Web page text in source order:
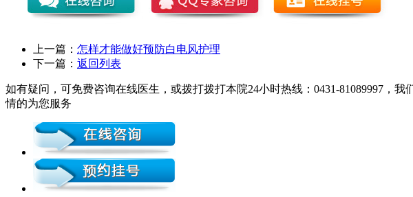
上一篇： 怎样才能做好预防白电风护理
下一篇： 返回列表
如有疑问，可免费咨询在线医生，或拨打拨打本院24小时热线：0431-81089997，
情的为您服务